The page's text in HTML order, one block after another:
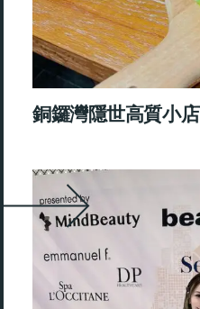
銅鑼灣隱世高質小